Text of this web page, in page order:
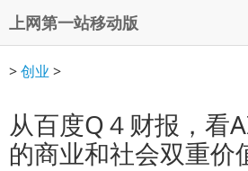
上网第一站移动版
>创业 >
从百度Q４财报，看
的商业和社会双重价